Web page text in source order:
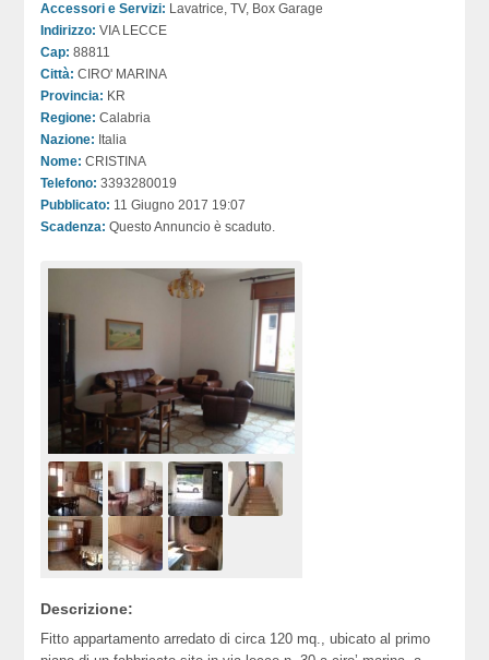
Accessori e Servizi: Lavatrice, TV, Box Garage
Indirizzo: VIA LECCE
Cap: 88811
Città: CIRO' MARINA
Provincia: KR
Regione: Calabria
Nazione: Italia
Nome: CRISTINA
Telefono: 3393280019
Pubblicato: 11 Giugno 2017 19:07
Scadenza: Questo Annuncio è scaduto.
Descrizione:
Fitto appartamento arredato di circa 120 mq., ubicato al primo